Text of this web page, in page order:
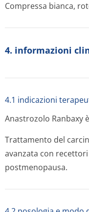
Compressa bianca,
4. informazioni
4.1 indicazioni
Anastrozolo Ranbaxy
Trattamento del
avanzata con
postmenopausa.